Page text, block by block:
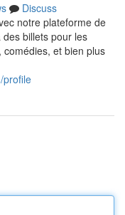
Discuss
notre plateforme de
billets pour les
et bien plus
profile